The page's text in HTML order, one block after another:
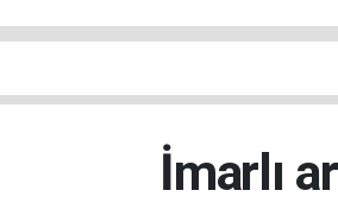
İmarlı